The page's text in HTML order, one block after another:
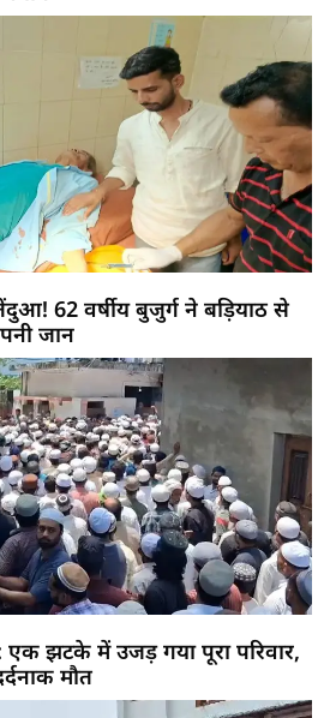
62 वर्षीय बुजुर्ग ने बड़ियाठ से
जान
एक झटके में उजड़ गया पूरा परिवार,
मौत